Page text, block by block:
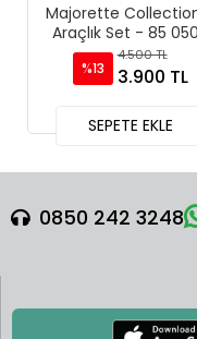
Majorette
Araçlık Set - 85
1000
%13
4.500 TL
3.900 TL
SEPETE EKLE
0850 242 3248